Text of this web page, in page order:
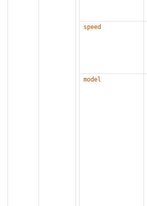
speed
model